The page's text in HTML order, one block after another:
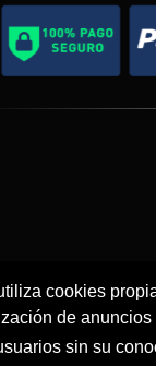
cookies
de
sin su